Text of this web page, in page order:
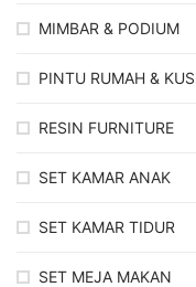
MIMBAR & PODIUM
PINTU RUMAH &
RESIN FURNITURE
SET KAMAR ANAK
SET KAMAR TIDUR
SET MEJA MAKAN